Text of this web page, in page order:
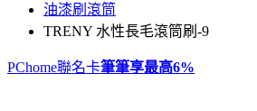
油漆刷滾筒
TRENY 水性長毛滾筒刷-9
PChome聯名卡筆筆享最高6%